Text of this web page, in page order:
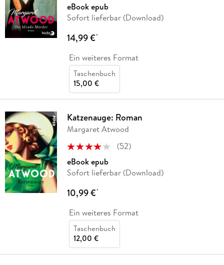
eBook epub
Sofort lieferbar (Download)
14,99 €*
Ein weiteres Format
Taschenbuch
15,00 €
Katzenauge: Roman
Margaret Atwood
(52)
eBook epub
Sofort lieferbar (Download)
10,99 €*
Ein weiteres Format
Taschenbuch
12,00 €